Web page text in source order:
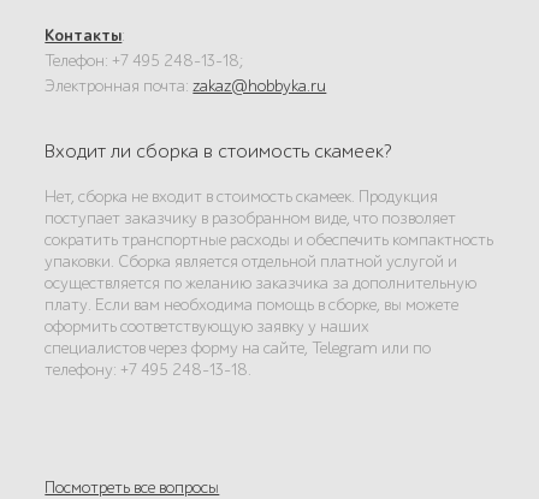
Контакты:
Телефон: +7 495 248-13-18;
Электронная почта:zakaz@hobbyka.ru
Входит ли сборка в стоимость скамеек?
Нет, сборка не входит в стоимость скамеек. Продукция
поступает заказчику в разобранном виде, что позволяет
сократить транспортные расходы и обеспечить компактность
упаковки. Сборка является отдельной платной услугой и
осуществляется по желанию заказчика за дополнительную
плату. Если вам необходима помощь в сборке, вы можете
оформить соответствующую заявку у наших
специалистов через форму на сайте, Telegram или по
телефону: +7 495 248-13-18.
Посмотреть все вопросы